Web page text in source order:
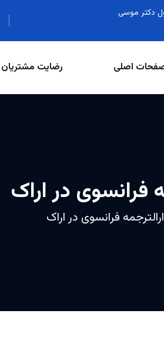
مسئول دکتر موسی
اصلی رضایت مشتریان
فرانسوی در اراک
فرانسوی در اراک